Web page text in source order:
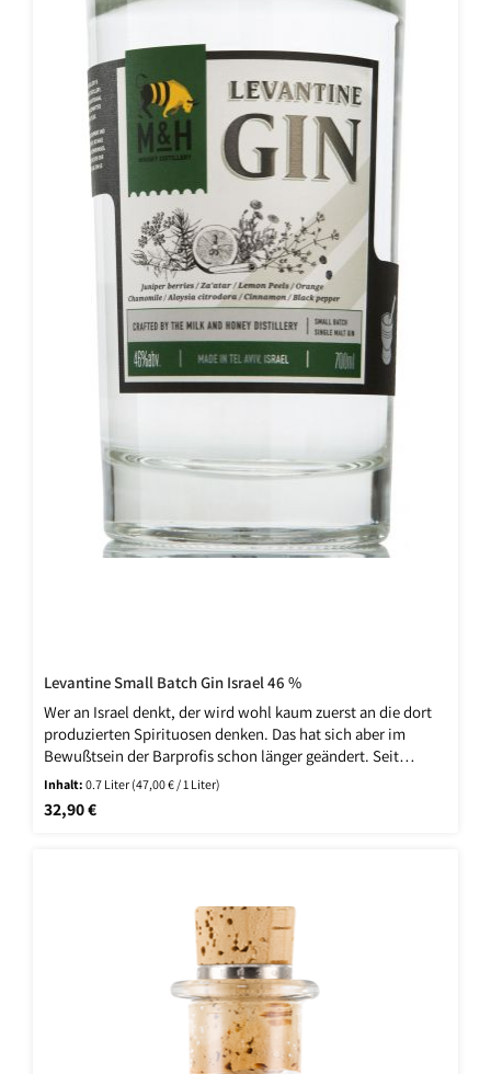
Levantine Small Batch Gin Israel 46 %
Wer an Israel denkt, der wird wohl kaum zuerst an die dort
produzierten Spirituosen denken. Das hat sich aber im
Bewußtsein der Barprofis schon länger geändert. Seit
einigen Jahren ist in Tel Aviv beispielsweise die sehr
umtriebige Milk & Honey Distillery aktiv und auf Messen
weltweit vertreten. Sie überrascht auch mit besonderen
Levantine Gin, der ebenso rar wie faszinierend ist und
bereits seinen Weg in gute Bars gefunden hat. Gin Liebhaber
auf der Suche nach Abwechslung sollten ihn sich nicht
entgehen lassen. Der mehrfach preisgekrönte Milk & Honey
Levantine Gin basiert auf gemälzter Gerste. Die verwendeten
Pflanzen stammen von dem bekannten israelischen
Levinsky-Markt, der für seine große Auswahl an Kräutern
und Gewürzen bekannt ist. Wacholderbeeren bilden die
Inhalt:0.7 Liter (47,00 € / 1 Liter)
Regulärer Preis:
32,90 €